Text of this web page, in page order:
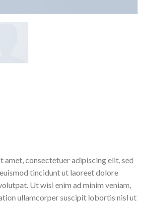
amet, consectetuer adipiscing elit, sed
tincidunt ut laoreet dolore
Ut wisi enim ad minim veniam,
ullamcorper suscipit lobortis nisl ut